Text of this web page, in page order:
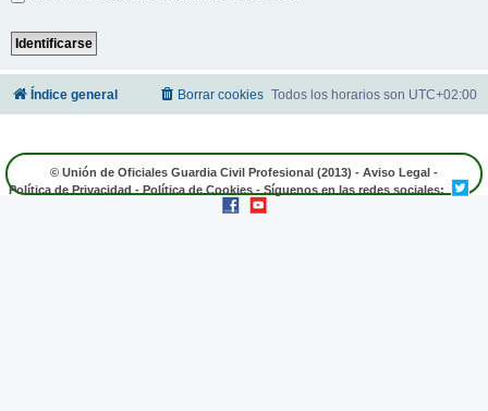
Índice general Todos los horarios son UTC+02:00
Borrar cookies
© Unión de Oficiales Guardia Civil Profesional (2013) - Aviso Legal -
Política de Privacidad - Política de Cookies - Síguenos en las redes sociales: